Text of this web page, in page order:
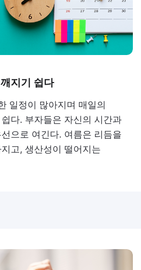
지기 쉽다
일정이 많아지며 매일의
다. 부자들은 자신의 시간과
으로 여긴다. 여름은 리듬을
고, 생산성이 떨어지는